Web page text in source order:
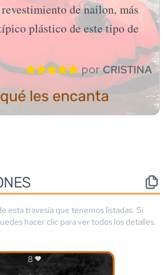
de nailon, más
plástico de este tipo de
porCRISTINA
les encanta
esta travesía que tenemos listadas. Si
hacer clic para ver todos los detalles.
8